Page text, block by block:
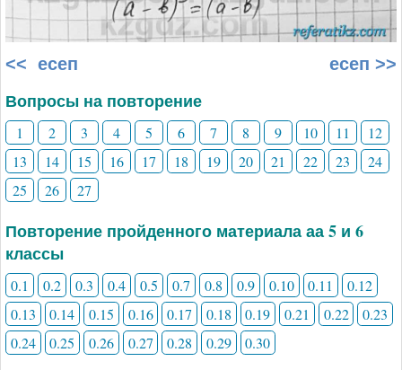
<< есеп есеп >>
Вопросы на повторение
1 2 3 4 5 6 7 8 9 10 11
12
13
14 15 16 17 18 19 20 21 22 23
24
25
26 27
Повторение пройденного материала аа 5 и 6
классы
0.1 0.2 0.3 0.4 0.5 0.7 0.8 0.9 0.10 0.11
0.12
0.13
0.14 0.15 0.16 0.17 0.18 0.19 0.21 0.22
0.23
0.24
0.25 0.26 0.27 0.28 0.29 0.30